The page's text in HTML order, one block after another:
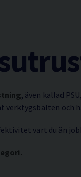
, även kallad
verktygsbälten och
vart du än